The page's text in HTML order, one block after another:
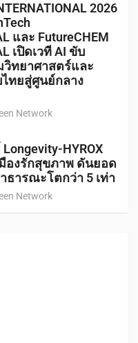
2026
และ FutureCHEM
เปิดเวที AI ขับ
วิทยาศาสตร์และ
ทยสู่ศูนย์กลาง
Network
HYROX
องรักสุขภาพ ดันยอด
ธารณะโตกว่า 5 เท่า
Network